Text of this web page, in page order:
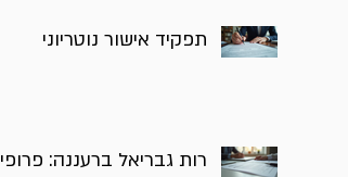
תפקיד אישור נוטריוני
רות גבריאל ברעננה: